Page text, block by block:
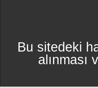
Bu sitedeki
alınması